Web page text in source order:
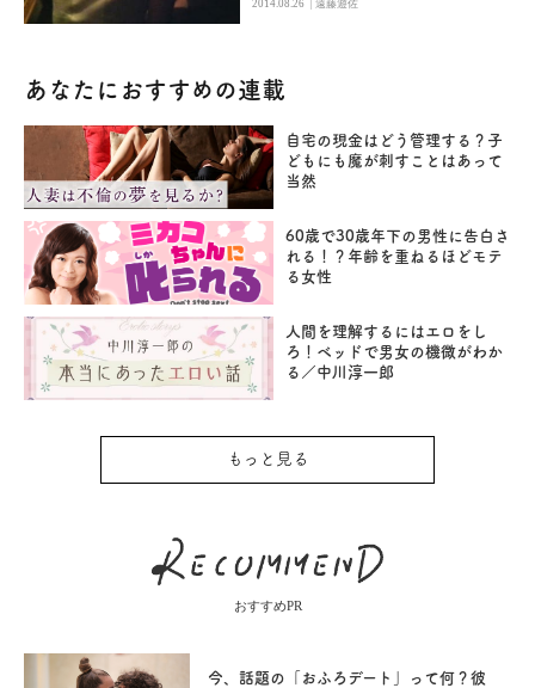
2014.08.26 遠藤遊佐
あなたにおすすめの連載
自宅の現金はどう管理する？子
どもにも魔が刺すことはあって
当然
60歳で30歳年下の男性に告白さ
れる！？年齢を重ねるほどモテ
る女性
人間を理解するにはエロをし
ろ！ベッドで男女の機微がわか
る／中川淳一郎
もっと見る
おすすめPR
今、話題の「おふろデート」って何？彼